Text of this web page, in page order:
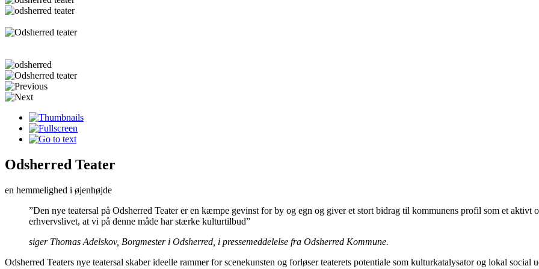
Odsherred Teater
en hemmelighed i øjenhøjde
”Den nye teatersal på Odsherred Teater er en kæmpe gevinst for by og egn og giver et stort bidrag til kommunens profil som et aktivt
erhvervslivet, at vi på denne måde har stærke kulturtilbud”
siger Thomas Adelskov, Borgmester i Odsherred, i pressemeddelelse fra Odsherred Kommune.
Odsherred Teaters nye teatersal skaber ideelle rammer for scenekunsten og forløser teaterets potentiale som kulturkatalysator og lokal